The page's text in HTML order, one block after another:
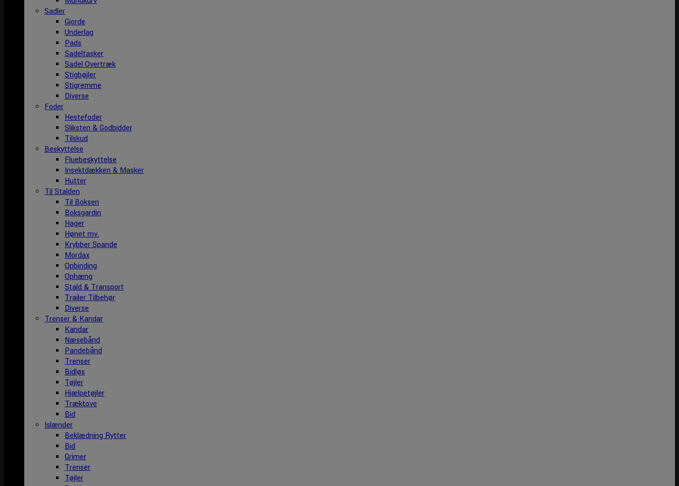
Sadler
Gjorde
Underlag
Pads
Sadeltasker
Sadel Overtræk
Stigbøjler
Stigremme
Diverse
Foder
Hestefoder
Sliksten & Godbidder
Tilskud
Beskyttelse
Fluebeskyttelse
Insektdækken & Masker
Hutter
Til Stalden
Til Boksen
Boksgardin
Hager
Hønet mv.
Krybber Spande
Mordax
Opbinding
Ophæng
Stald & Transport
Trailer Tilbehør
Diverse
Trenser & Kandar
Kandar
Næsebånd
Pandebånd
Trenser
Bidløs
Tøjler
Hjælpetøjler
Træktove
Bid
Islænder
Beklædning Rytter
Bid
Grimer
Trenser
Tøjler